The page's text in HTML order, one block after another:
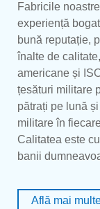
Fabricile
experiență
bună reputație,
înalte de
americane și
țesături militare
pătrați pe lună
militare în
Calitatea este
banii
Află mai